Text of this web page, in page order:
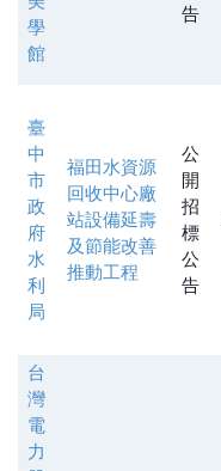
學
館
告
臺
中
市
政
府
水
利
局
福田水資源
回收中心廠
站設備延壽
及節能改善
推動工程
公
開
招
標
公
告
台
灣
電
力